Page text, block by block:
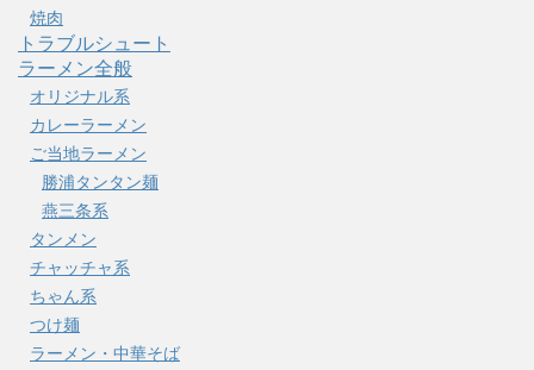
焼肉
トラブルシュート
ラーメン全般
オリジナル系
カレーラーメン
ご当地ラーメン
勝浦タンタン麺
燕三条系
タンメン
チャッチャ系
ちゃん系
つけ麺
ラーメン・中華そば